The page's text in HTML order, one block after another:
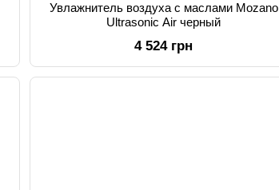
Увлажнитель воздуха с маслами Mozano
Ultrasonic Air черный
4 524 грн